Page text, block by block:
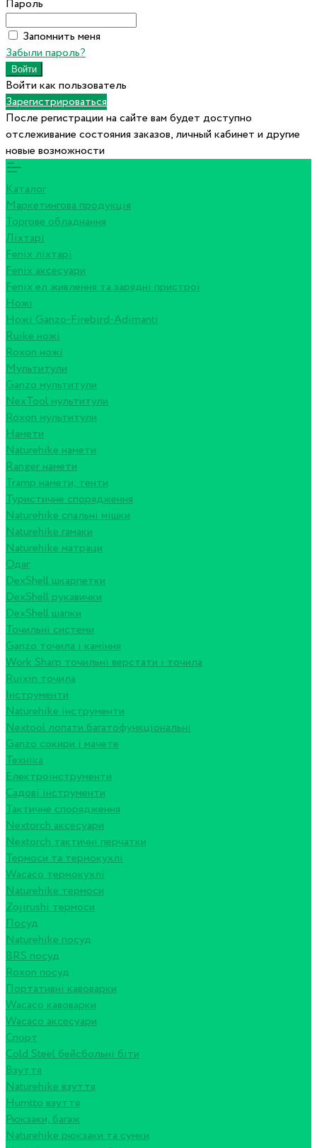
Пароль
Запомнить меня
Забыли пароль?
Войти как пользователь
Зарегистрироваться
После регистрации на сайте вам будет доступно
отслеживание состояния заказов, личный кабинет и другие
новые возможности
Каталог
Маркетингова продукція
Торгове обладнання
Ліхтарі
Fenix ліхтарі
Fenix аксесуари
Fenix ел живлення та зарядні пристрої
Ножі
Ножі Ganzo-Firebird-Adimanti
Ruike ножі
Roxon ножi
Мультитули
Ganzo мультитули
NexTool мультитули
Roxon мультитули
Намети
Naturehike намети
Ranger намети
Tramp намети, тенти
Туристичне спорядження
Naturehike спальні мішки
Naturehike гамаки
Naturehike матраци
Одяг
DexShell шкарпетки
DexShell рукавички
DexShell шапки
Точильні системи
Ganzo точила і каміння
Work Sharp точильні верстати і точила
Ruixin точила
Інструменти
Naturehike інструменти
Nextool лопати багатофункціональні
Ganzo сокири і мачете
Техніка
Електроінструменти
Садові інструменти
Тактичне спорядження
Nextorch аксесуари
Nextorch тактичні перчатки
Термоси та термокухлі
Wacaco термокухлі
Naturehike термоси
Zojirushi термоси
Посуд
Naturehike посуд
BRS посуд
Roxon посуд
Портативні кавоварки
Wacaco кавоварки
Wacaco аксесуари
Спорт
Cold Steel бейсбольні біти
Взуття
Naturehike взуття
Humtto взуття
Рюкзаки, багаж
Naturehike рюкзаки та сумки